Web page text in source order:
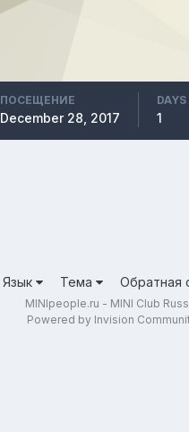
ПОСЕЩЕНИЕ
December 28, 2017 1
Язык Тема Обратная
MINIpeople.ru - MINI Club
Powered by Invision